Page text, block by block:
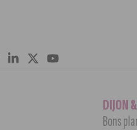
DIJON
Bons